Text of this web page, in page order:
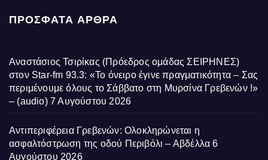
ΠΡΌΣΦΑΤΑ ΆΡΘΡΑ
Αναστάσιος Τσιρίκας (Πρόεδρος ομάδας ΣΕΙΡΗΝΕΣ)
στον Star-fm 93.3: «Το όνειρο έγινε πραγματικότητα – Σας
περιμένουμε όλους το Σάββατο στη Μυρσίνα Γρεβενών !»
– (audio) 7 Αυγούστου 2026
Αντιπεριφέρεια Γρεβενών: Ολοκληρώνεται η
ασφαλτόστρωση της οδού Περιβόλι – Αβδέλλα 6
Αυγούστου 2026